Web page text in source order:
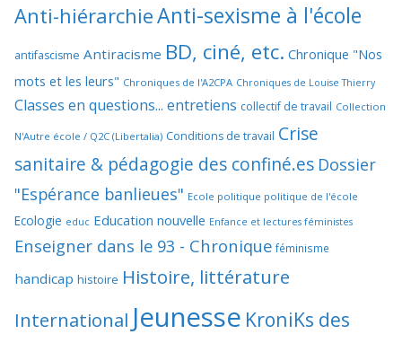
Anti-hiérarchieAnti-sexisme à l'école
antifascisme Antiracisme BD, ciné, etc. Chronique "Nos
mots et les leurs" Chroniques de l'A2CPA Chroniques de Louise Thierry
Classes en questions... entretiens collectif de travail Collection
N'Autre école / Q2C (Libertalia) Conditions de travail Crise
sanitaire & pédagogie des confiné.es Dossier
"Espérance banlieues" Ecole politique politique de l'école
Ecologie educ Education nouvelle Enfance et lectures féministes
Enseigner dans le 93 - Chronique féminisme
handicap histoire Histoire, littérature
International Jeunesse KroniKs des